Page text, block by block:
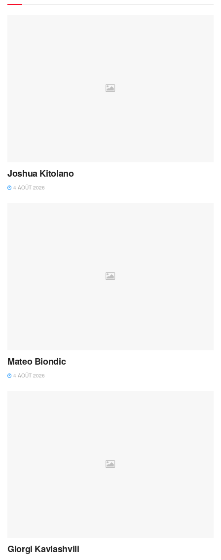
Joshua Kitolano
4 AOÛT 2026
Mateo Biondic
4 AOÛT 2026
Giorgi Kavlashvili